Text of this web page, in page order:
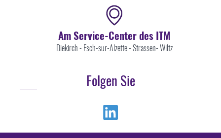
Am Service-Center des ITM
Diekirch- Esch-sur-Alzette-Strassen-Wiltz
Folgen Sie